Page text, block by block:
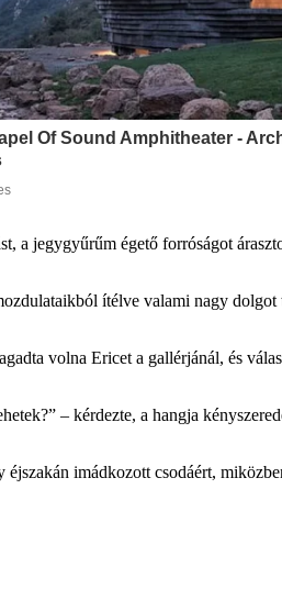
a jegygyűrűm égető forróságot
ítélve valami nagy
volna Ericet a gallérjánál, és
– kérdezte, a hangja
imádkozott csodáért,